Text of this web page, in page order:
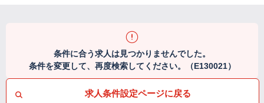
条件に合う求人は見つかりませんでした。
条件を変更して、再度検索してください。（E130021）
求人条件設定ページに戻る